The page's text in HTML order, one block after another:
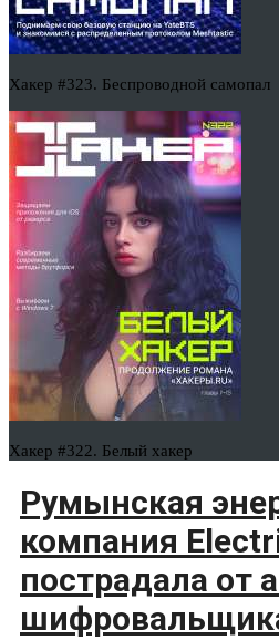
Хакер #323. Беспроводной самопал
Хакер #322. Белый хакер
Румынская
компания
пострадала от